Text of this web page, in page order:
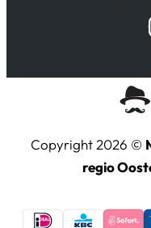
Afspraak
Hifi winkel
Copyright 2026 ©
regio